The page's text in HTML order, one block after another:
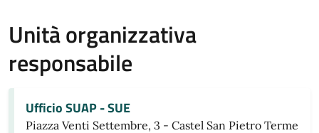
Unità organizzativa
responsabile
Ufficio SUAP - SUE
Piazza Venti Settembre, 3 - Castel San Pietro Terme